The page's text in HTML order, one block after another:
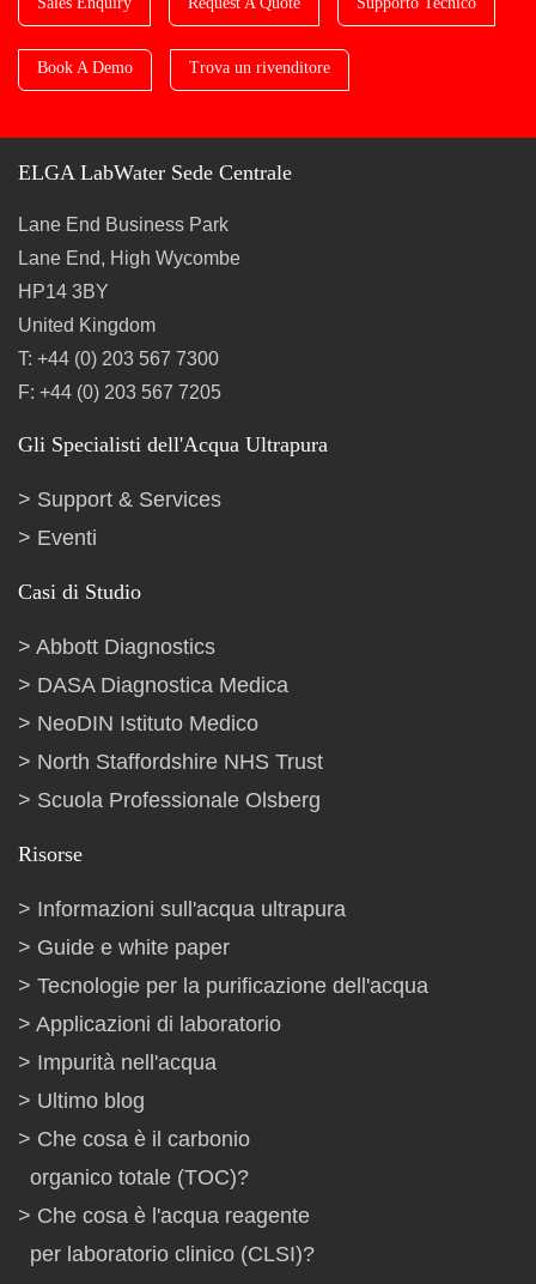
Book A Demo Trova un rivenditore
ELGA LabWater Sede Centrale
Lane End Business Park
Lane End, High Wycombe
HP14 3BY
United Kingdom
T: +44 (0) 203 567 7300
F: +44 (0) 203 567 7205
Gli Specialisti dell'Acqua Ultrapura
Support & Services
Eventi
Casi di Studio
Abbott Diagnostics
DASA Diagnostica Medica
NeoDIN Istituto Medico
North Staffordshire NHS Trust
Scuola Professionale Olsberg
Risorse
Informazioni sull'acqua ultrapura
Guide e white paper
Tecnologie per la purificazione dell'acqua
Applicazioni di laboratorio
Impurità nell'acqua
Ultimo blog
Che cosa è il carbonio
organico totale (TOC)?
Che cosa è l'acqua reagente
per laboratorio clinico (CLSI)?